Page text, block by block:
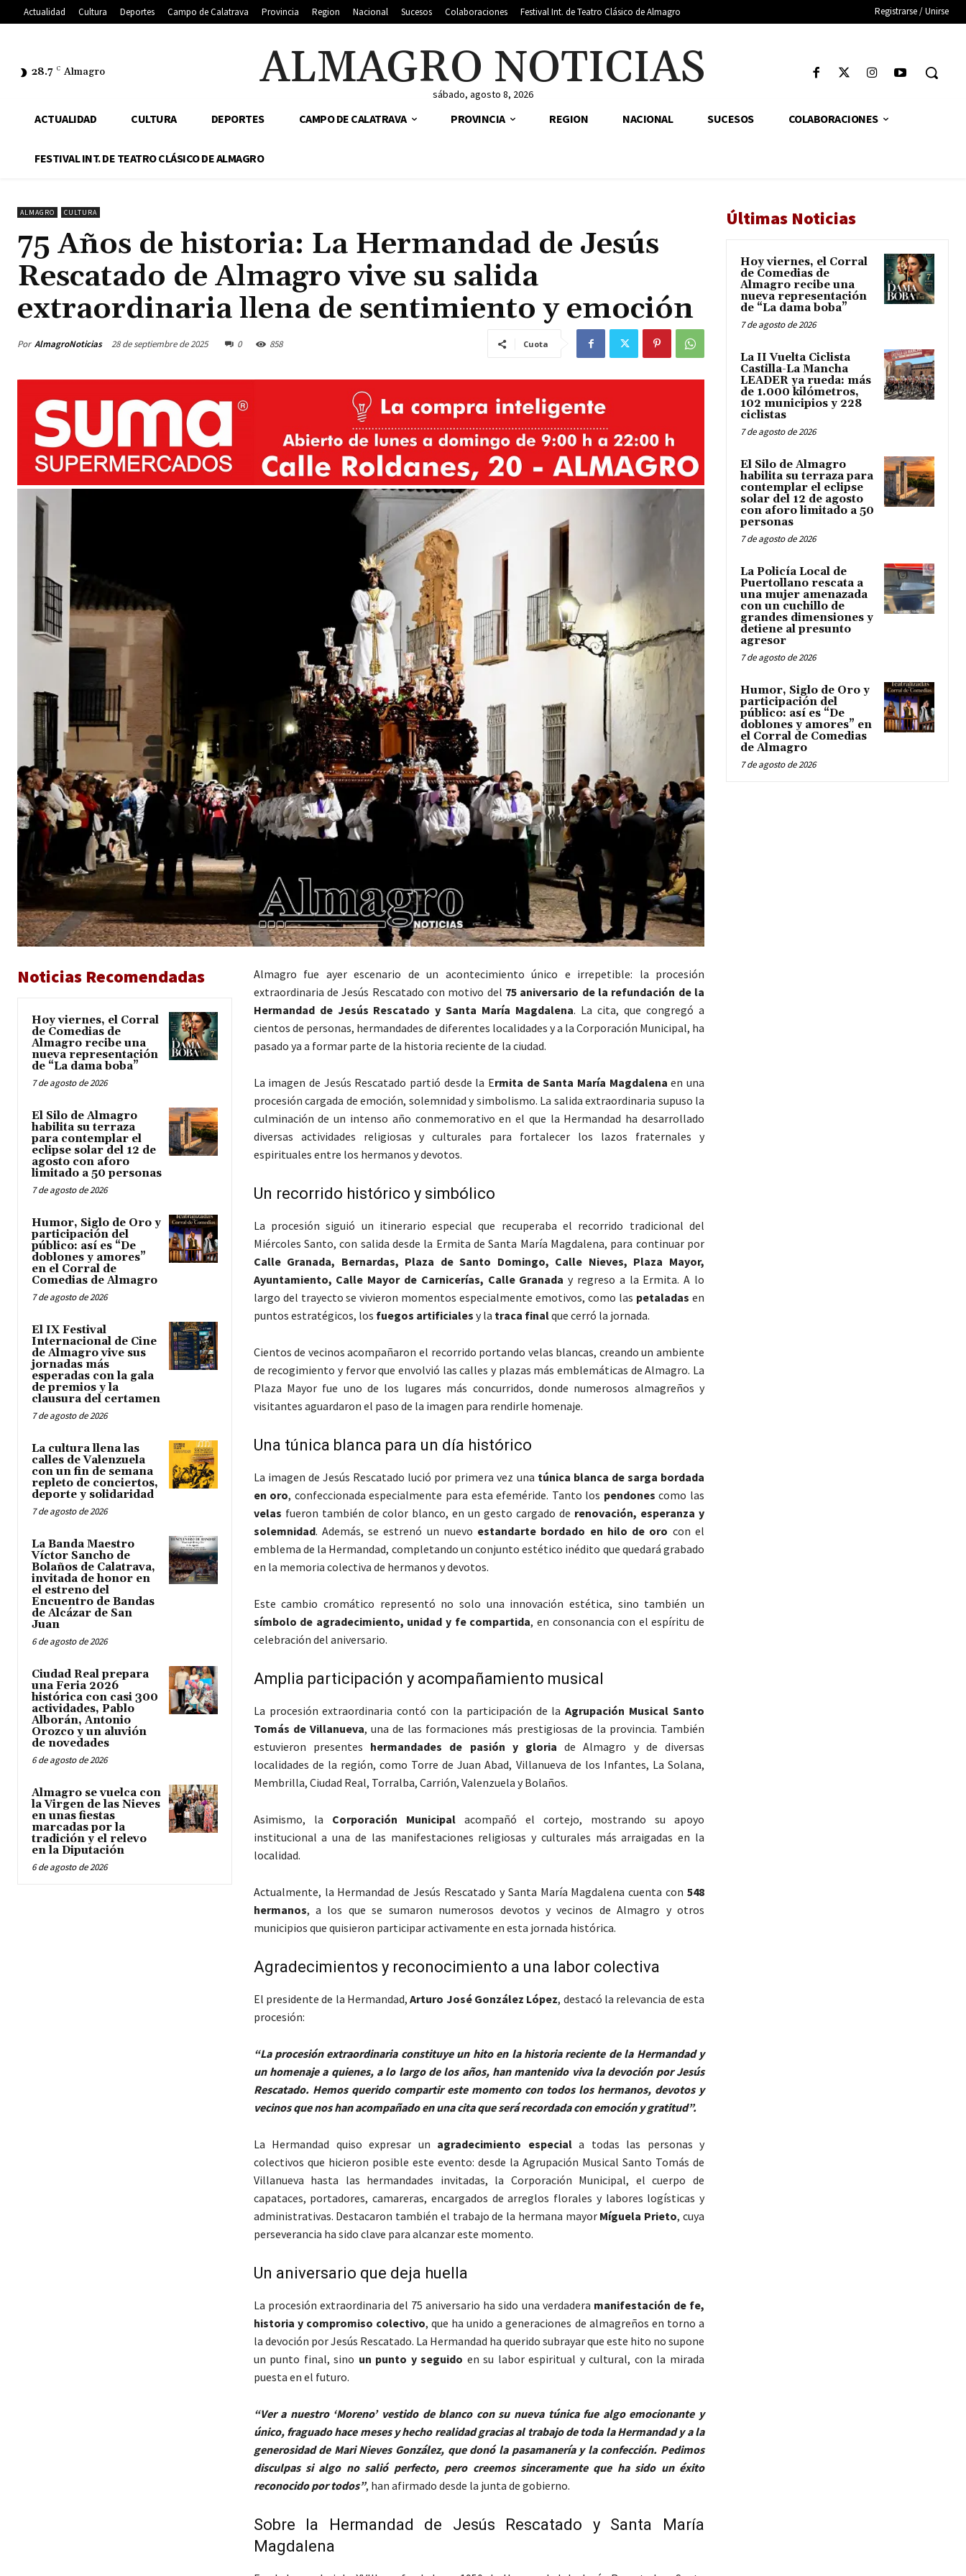
Actualidad Cultura Deportes Campo de Calatrava Provincia Region Nacional Sucesos Colaboraciones Festival Int. de Teatro Clásico de Almagro Registrarse / Unirse
28.7 C Almagro ALMAGRO NOTICIAS
sábado, agosto 8, 2026
ACTUALIDAD CULTURA DEPORTES CAMPO DE CALATRAVA PROVINCIA REGION NACIONAL SUCESOS COLABORACIONES
FESTIVAL INT. DE TEATRO CLÁSICO DE ALMAGRO
ALMAGRO CULTURA
75 Años de historia: La Hermandad de Jesús
Rescatado de Almagro vive su salida
extraordinaria llena de sentimiento y emoción
Por AlmagroNoticias 28 de septiembre de 2025 0 858 Cuota
Noticias Recomendadas
Hoy viernes, el Corral
de Comedias de
Almagro recibe una
nueva representación
de “La dama boba”
7 de agosto de 2026
El Silo de Almagro
habilita su terraza
para contemplar el
eclipse solar del 12 de
agosto con aforo
limitado a 50 personas
7 de agosto de 2026
Humor, Siglo de Oro y
participación del
público: así es “De
doblones y amores”
en el Corral de
Comedias de Almagro
7 de agosto de 2026
El IX Festival
Internacional de Cine
de Almagro vive sus
jornadas más
esperadas con la gala
de premios y la
clausura del certamen
7 de agosto de 2026
La cultura llena las
calles de Valenzuela
con un fin de semana
repleto de conciertos,
deporte y solidaridad
7 de agosto de 2026
La Banda Maestro
Víctor Sancho de
Bolaños de Calatrava,
invitada de honor en
el estreno del
Encuentro de Bandas
de Alcázar de San
Juan
6 de agosto de 2026
Ciudad Real prepara
una Feria 2026
histórica con casi 300
actividades, Pablo
Alborán, Antonio
Orozco y un aluvión
de novedades
6 de agosto de 2026
Almagro se vuelca con
la Virgen de las Nieves
en unas fiestas
marcadas por la
tradición y el relevo
en la Diputación
6 de agosto de 2026
Almagro fue ayer escenario de un acontecimiento único e irrepetible: la procesión
extraordinaria de Jesús Rescatado con motivo del 75 aniversario de la refundación de la
Hermandad de Jesús Rescatado y Santa María Magdalena. La cita, que congregó a
cientos de personas, hermandades de diferentes localidades y a la Corporación Municipal, ha
pasado ya a formar parte de la historia reciente de la ciudad.
La imagen de Jesús Rescatado partió desde la Ermita de Santa María Magdalena en una
procesión cargada de emoción, solemnidad y simbolismo. La salida extraordinaria supuso la
culminación de un intenso año conmemorativo en el que la Hermandad ha desarrollado
diversas actividades religiosas y culturales para fortalecer los lazos fraternales y
espirituales entre los hermanos y devotos.
Un recorrido histórico y simbólico
La procesión siguió un itinerario especial que recuperaba el recorrido tradicional del
Miércoles Santo, con salida desde la Ermita de Santa María Magdalena, para continuar por
Calle Granada, Bernardas, Plaza de Santo Domingo, Calle Nieves, Plaza Mayor,
Ayuntamiento, Calle Mayor de Carnicerías, Calle Granada y regreso a la Ermita. A lo
largo del trayecto se vivieron momentos especialmente emotivos, como las petaladas en
puntos estratégicos, los fuegos artificiales y la traca finalque cerró la jornada.
Cientos de vecinos acompañaron el recorrido portando velas blancas, creando un ambiente
de recogimiento y fervor que envolvió las calles y plazas más emblemáticas de Almagro. La
Plaza Mayor fue uno de los lugares más concurridos, donde numerosos almagreños y
visitantes aguardaron el paso de la imagen para rendirle homenaje.
Una túnica blanca para un día histórico
La imagen de Jesús Rescatado lució por primera vez una túnica blanca de sarga bordada
en oro, confeccionada especialmente para esta efeméride. Tanto los pendones como las
velas fueron también de color blanco, en un gesto cargado de renovación, esperanza y
solemnidad. Además, se estrenó un nuevo estandarte bordado en hilo de oro con el
emblema de la Hermandad, completando un conjunto estético inédito que quedará grabado
en la memoria colectiva de hermanos y devotos.
Este cambio cromático representó no solo una innovación estética, sino también un
símbolo de agradecimiento, unidad y fe compartida, en consonancia con el espíritu de
celebración del aniversario.
Amplia participación y acompañamiento musical
La procesión extraordinaria contó con la participación de laAgrupación Musical Santo
Tomás de Villanueva, una de las formaciones más prestigiosas de la provincia. También
estuvieron presentes hermandades de pasión y gloria de Almagro y de diversas
localidades de la región, como Torre de Juan Abad, Villanueva de los Infantes, La Solana,
Membrilla, Ciudad Real, Torralba, Carrión, Valenzuela y Bolaños.
Asimismo, la Corporación Municipalacompañó el cortejo, mostrando su apoyo
institucional a una de las manifestaciones religiosas y culturales más arraigadas en la
localidad.
Actualmente, la Hermandad de Jesús Rescatado y Santa María Magdalena cuenta con 548
hermanos, a los que se sumaron numerosos devotos y vecinos de Almagro y otros
municipios que quisieron participar activamente en esta jornada histórica.
Agradecimientos y reconocimiento a una labor colectiva
El presidente de la Hermandad,Arturo José González López, destacó la relevancia de esta
procesión:
“La procesión extraordinaria constituye un hito en la historia reciente de la Hermandad y
un homenaje a quienes, a lo largo de los años, han mantenido viva la devoción por Jesús
Rescatado. Hemos querido compartir este momento con todos los hermanos, devotos y
vecinos que nos han acompañado en una cita que será recordada con emoción y gratitud”.
La Hermandad quiso expresar un agradecimiento especiala todas las personas y
colectivos que hicieron posible este evento: desde la Agrupación Musical Santo Tomás de
Villanueva hasta las hermandades invitadas, la Corporación Municipal, el cuerpo de
capataces, portadores, camareras, encargados de arreglos florales y labores logísticas y
administrativas. Destacaron también el trabajo de la hermana mayor Míguela Prieto, cuya
perseverancia ha sido clave para alcanzar este momento.
Un aniversario que deja huella
La procesión extraordinaria del 75 aniversario ha sido una verdadera manifestación de fe,
historia y compromiso colectivo, que ha unido a generaciones de almagreños en torno a
la devoción por Jesús Rescatado. La Hermandad ha querido subrayar que este hito no supone
un punto final, sino un punto y seguido en su labor espiritual y cultural, con la mirada
puesta en el futuro.
“Ver a nuestro ‘Moreno’ vestido de blanco con su nueva túnica fue algo emocionante y
único, fraguado hace meses y hecho realidad gracias al trabajo de toda la Hermandad y a la
generosidad de Mari Nieves González, que donó la pasamanería y la confección. Pedimos
disculpas si algo no salió perfecto, pero creemos sinceramente que ha sido un éxito
reconocido por todos”, han afirmado desde la junta de gobierno.
Sobre la Hermandad de Jesús Rescatado y Santa María
Magdalena
Últimas Noticias
Hoy viernes, el Corral
de Comedias de
Almagro recibe una
nueva representación
de “La dama boba”
7 de agosto de 2026
La II Vuelta Ciclista
Castilla-La Mancha
LEADER ya rueda: más
de 1.000 kilómetros,
102 municipios y 228
ciclistas
7 de agosto de 2026
El Silo de Almagro
habilita su terraza para
contemplar el eclipse
solar del 12 de agosto
con aforo limitado a 50
personas
7 de agosto de 2026
La Policía Local de
Puertollano rescata a
una mujer amenazada
con un cuchillo de
grandes dimensiones y
detiene al presunto
agresor
7 de agosto de 2026
Humor, Siglo de Oro y
participación del
público: así es “De
doblones y amores” en
el Corral de Comedias
de Almagro
7 de agosto de 2026